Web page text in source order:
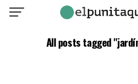
All posts tagged